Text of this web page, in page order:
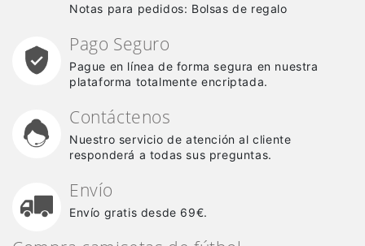
Notas para pedidos: Bolsas de regalo
Pago Seguro
Pague en línea de forma segura en nuestra
plataforma totalmente encriptada.
Contáctenos
Nuestro servicio de atención al cliente
responderá a todas sus preguntas.
Envío
Envío gratis desde 69€.